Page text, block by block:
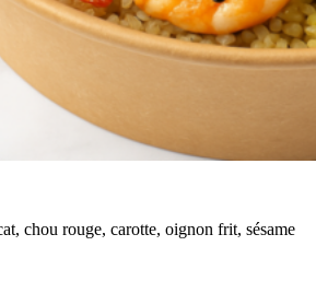
chou rouge, carotte, oignon frit, sésame